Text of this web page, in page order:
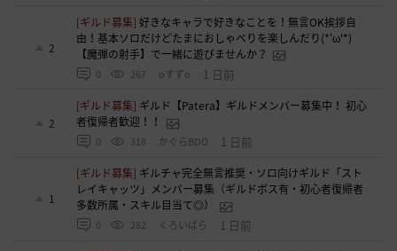
2
[ギルド募集]好きなキャラで好きなことを！無言OK挨拶自
由！基本ソロだけどたまにおしゃべりを楽しんだり(*'ω'*)
【魔弾の射手】で一緒に遊びませんか？
0 267 oすずo 1 日前
2
[ギルド募集] ギルド【Patera】ギルドメンバー募集中！ 初心
者復帰者歓迎！！
0 318 かぐらBDO 1 日前
1
[ギルド募集] ギルチャ完全無言推奨・ソロ向けギルド「スト
レイキャッツ」メンバー募集（ギルドボス有・初心者復帰者
多数所属・スキル目当て◎）
0 282 くろいばら 1 日前